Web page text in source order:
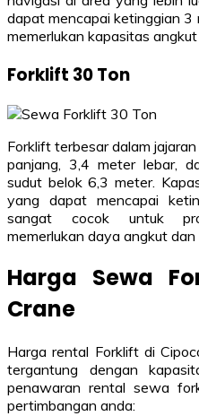
dapat mencapai ketinggian 3
memerlukan kapasitas
Forklift 30 Ton
Forklift terbesar dalam
panjang, 3,4 meter lebar,
sudut belok 6,3 meter.
yang dapat mencapai
sangat cocok untuk
memerlukan daya angkut dan
Harga Sewa
Crane
Harga rental Forklift di
tergantung dengan
penawaran rental sewa
pertimbangan anda: